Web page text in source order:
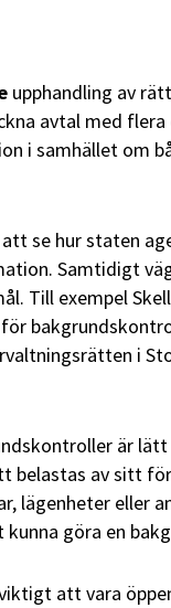
upphandling av
avtal med
i samhället om
se hur staten
Samtidigt
Till exempel
i
är
belastas av sitt
lägenheter eller
göra en
att vara